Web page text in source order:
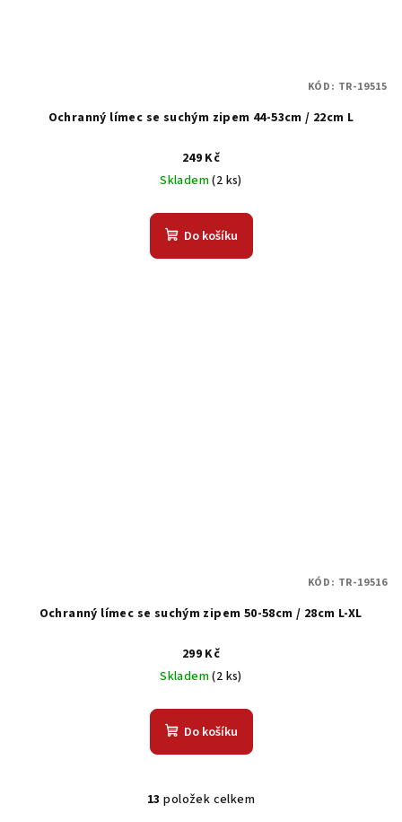
Ochranný límec se suchým zipem 44-53cm / 22cm L
249 Kč
Skladem(2 ks)
Do košíku
KÓD: TR-19515
Ochranný límec se suchým zipem 50-58cm / 28cm L-XL
299 Kč
Skladem(2 ks)
Do košíku
KÓD: TR-19516
O
13 položek celkem